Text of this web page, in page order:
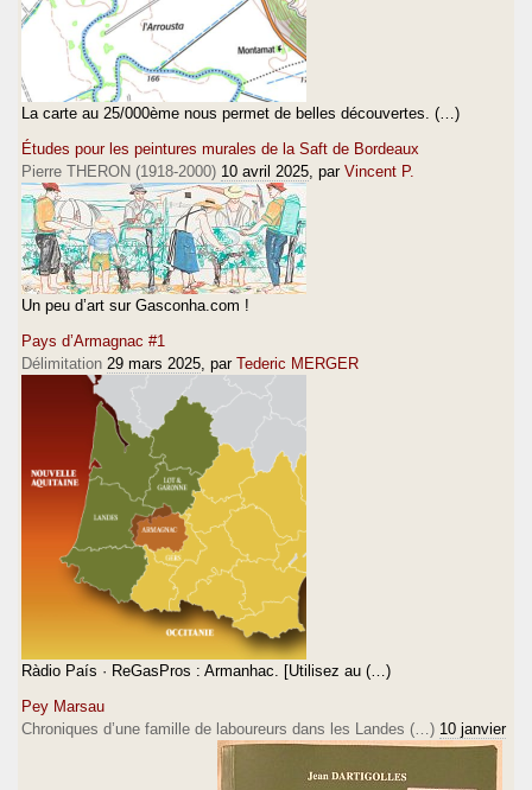
La carte au 25/000ème nous permet de belles découvertes. (…)
Études pour les peintures murales de la Saft de Bordeaux
Pierre THERON (1918-2000) 10 avril 2025 , par Vincent P.
Un peu d’art sur Gasconha.com !
Pays d’Armagnac #1
Délimitation 29 mars 2025 , par Tederic MERGER
Ràdio País · ReGasPros : Armanhac. [Utilisez au (…)
Pey Marsau
Chroniques d’une famille de laboureurs dans les Landes (…) 10 janvier